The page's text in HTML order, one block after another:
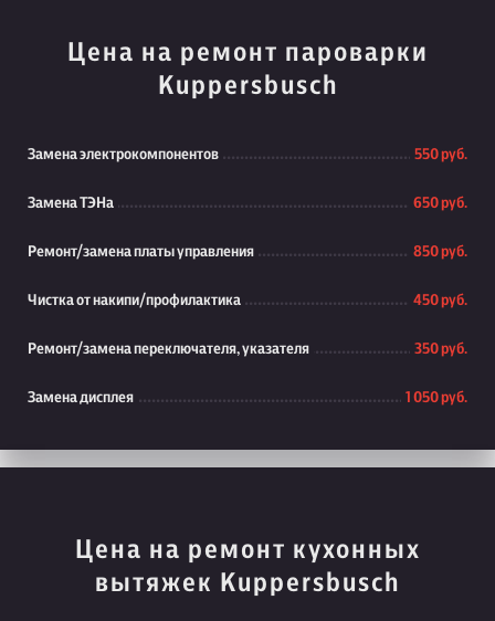
Цена на ремонт пароварки
Kuppersbusch
Замена электрокомпонентов 550 руб.
Замена ТЭНа 650 руб.
Ремонт/замена платы управления 850 руб.
Чистка от накипи/профилактика 450 руб.
Ремонт/замена переключателя, указателя 350 руб.
Замена дисплея 1 050 руб.
Цена на ремонт кухонных
вытяжек Kuppersbusch